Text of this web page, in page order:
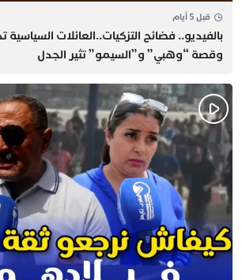
قبل 5 أيام
بالفيديو.. فضائح التزكيات..العائلات
وقصة “وهبي” و”السيمو” تثير الجدل